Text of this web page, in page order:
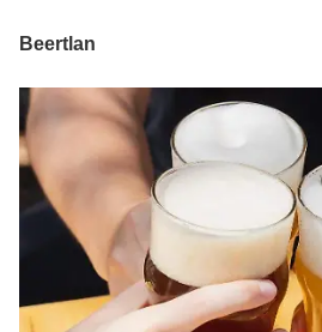
Beertlan